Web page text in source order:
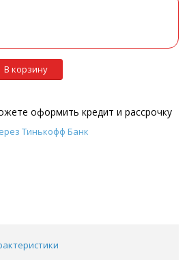
В корзину
оформить кредит и рассрочку